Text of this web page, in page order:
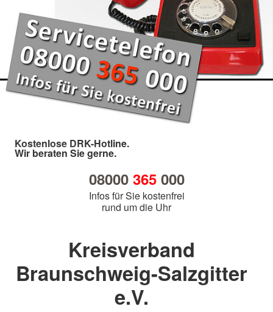
Kostenlose DRK-Hotline.
Wir beraten Sie gerne.
08000 365000
Infos für Sie kostenfrei
rund um die Uhr
Kreisverband
Braunschweig-Salzgitter
e.V.